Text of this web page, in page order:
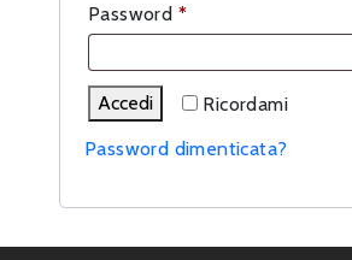
Password *Richiesto
Ricordami
Accedi
Password dimenticata?